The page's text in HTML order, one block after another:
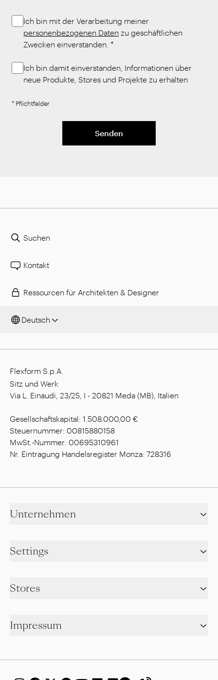
Ich bin mit der Verarbeitung meiner
personenbezogenen Daten zu geschäftlichen
Zwecken einverstanden. *
Ich bin damit einverstanden, Informationen über
neue Produkte, Stores und Projekte zu erhalten
* Pflichtfelder
Senden
Suchen
Kontakt
Ressourcen für Architekten & Designer
Deutsch
Flexform S.p.A.
Sitz und Werk
Via L. Einaudi, 23/25, I - 20821 Meda (MB), Italien
Gesellschaftskapital: 1.508.000,00 €
Steuernummer: 00815880158
MwSt.-Nummer: 00695310961
Nr. Eintragung Handelsregister Monza: 728316
Unternehmen
Settings
Stores
Impressum